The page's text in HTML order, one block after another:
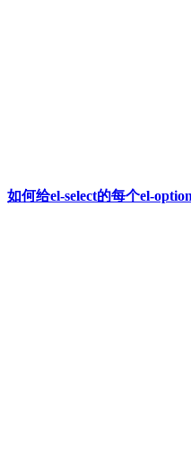
如何给el-select的每个el-